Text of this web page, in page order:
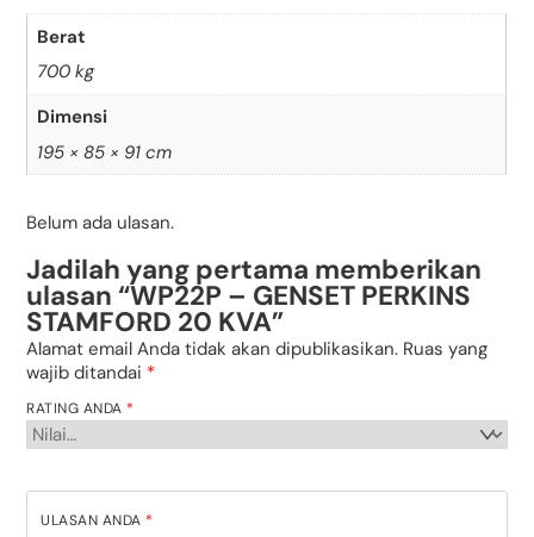
Berat
700 kg
Dimensi
195 × 85 × 91 cm
Belum ada ulasan.
Jadilah yang pertama memberikan
ulasan “WP22P – GENSET PERKINS
STAMFORD 20 KVA”
Alamat email Anda tidak akan dipublikasikan. Ruas yang
wajib ditandai *
RATING ANDA *
ULASAN ANDA *